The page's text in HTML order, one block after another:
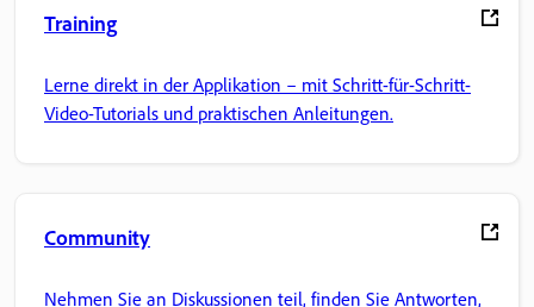
Training
Lerne direkt in der Applikation – mit Schritt-für-Schritt-
Video-Tutorials und praktischen Anleitungen.
Community
Nehmen Sie an Diskussionen teil, finden Sie Antworten,